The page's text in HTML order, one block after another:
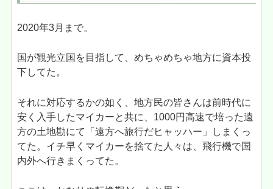
2020年3月まで。
国が観光立国を目指して、めちゃめちゃ地方に資本投
下してた。
それに対応するかの如く、地方民の皆さんは前時代に
安く入手したマイカーと共に、1000円高速で培った遠
方の土地勘にて「遠方へ旅行だヒャッハー」しまくっ
てた。イチ早くマイカーを捨てた人々は、飛行機で国
内外へ行きまくってた。